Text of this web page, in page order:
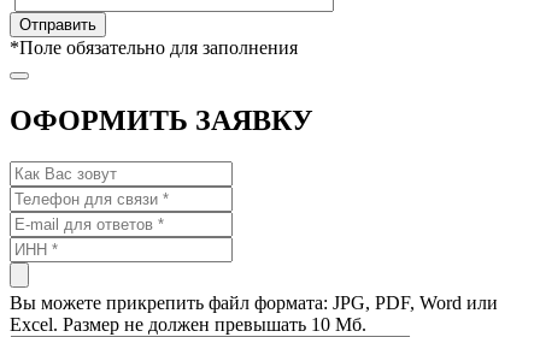
*Поле обязательно для заполнения
ОФОРМИТЬ ЗАЯВКУ
Вы можете прикрепить файл формата: JPG, PDF, Word или
Excel. Размер не должен превышать 10 Мб.